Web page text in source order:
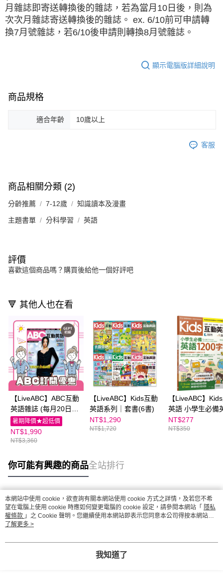
月雜誌即寄送轉換後的雜誌，若為當月10日後，則為
次次月雜誌寄送轉換後的雜誌。 ex. 6/10前可申請轉
換7月號雜誌，若6/10後申請則轉換8月號雜誌。
顯示電腦版詳細說明
商品規格
適合年齡 10歲以上
客服
商品相關分類 (2)
分齡推薦 7-12歲 知識讀本及漫畫
主題書單 分科學習 英語
評價
喜歡這個商品嗎？購買後給他一個好評吧
🔻 其他人也在看
【LiveABC】ABC互動
英語雜誌 (每月20日起
寄送下月雜誌)
暑期降價★超低價
NT$1,990
NT$3,360
【LiveABC】Kids互動
英語系列｜套書(6書)
NT$1,290
NT$1,720
【LiveABC】
英語 小學生必備
1200字
NT$277
NT$350
你可能有興趣的商品全站排行
熱門標籤
本網站中使用 cookie，欲查詢有關本網站使用 cookie 方式之詳情，及若您不希
望在電腦上使用 cookie 時應如何變更電腦的 cookie 設定，請參閱本網站「 隱私
權條款 」之 Cookie 聲明。您繼續使用本網站即表示您同意本公司得按本網站使
用條款之 Cookie 聲明使用 cookie。
了解更多 >
我知道了